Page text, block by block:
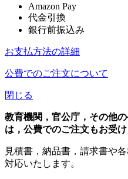
Amazon Pay
代金引換
銀行前振込み
お支払方法の詳細
公費でのご注文について
閉じる
教育機関，官公庁，その他
は，公費でのご注文もお受け
見積書，納品書，請求書や
対応いたします。